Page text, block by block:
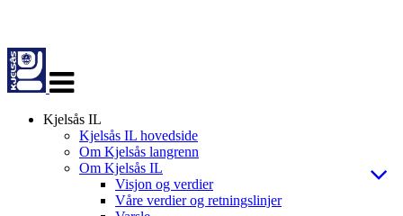
navigasjon
Kjelsås IL
Kjelsås IL hovedside
Om Kjelsås langrenn
Om Kjelsås IL
Visjon og verdier
Våre verdier og retningslinjer